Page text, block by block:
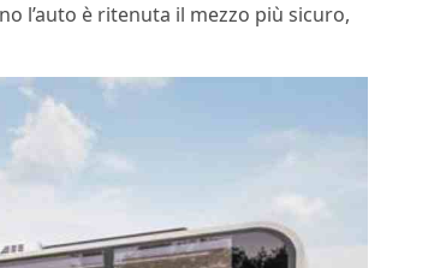
l’auto è ritenuta il mezzo più sicuro,